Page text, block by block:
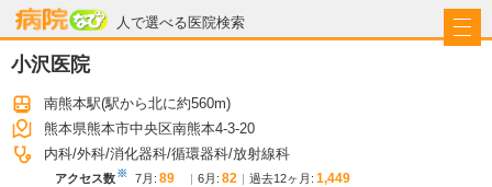
人で選べる医院検索
病院なび
小沢医院
南熊本駅(駅から北に約560m)
熊本県熊本市中央区南熊本4-3-20
内科 外科 消化器科 循環器科 放射線科
アクセス数※ 7月 : 89 6月 : 82 過去12ヶ月: 1,449